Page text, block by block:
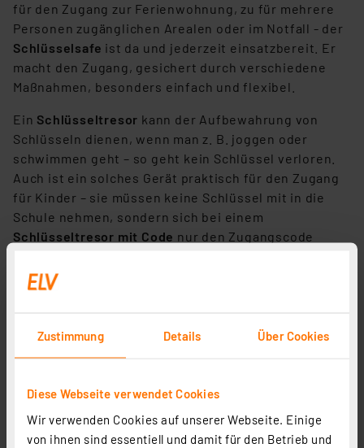
Zustimmung Details Über Cookies
Diese Webseite verwendet Cookies
Wir verwenden Cookies auf unserer Webseite. Einige
von ihnen sind essentiell und damit für den Betrieb und
für den Zugang zur Ferienwohnung, zu für mehrere
Personen zugänglichen Arealen oder im Notfall - der
Schlüsselsafe ist da und jederzeit einsatzbereit. Er
macht den Zugang, gesichert durch verschiedene
Maßnahmen, besonders einfach und flexibel.
Ein Schlüsseltresor kann der Aufbewahrung von
Schlüsseln dienen, wenn man z. B. joggen oder
schwimmen geht – so geht kein Schlüssel verloren.
Auch ist ein solches Gerät praktisch für den Zugang
für Kinder – sie müssen keine Schlüssel mit in die
Schule nehmen, sondern sich bei einem
Schlüsseltresor mit Code nur den Zugangscode
entsprechend ausgestattete Schlüsseltresore per
Smartphone öffnen.
Die meisten Schlüsselsafes können mehrere
Schlüssel wie etwa für die Haustür und
herkömmlichen Schlüsseln kann man dort u. a. auch
Übergabe von Mietwagen o. ä. kann solch eine
Schlüsselboxeingesetzt werden.